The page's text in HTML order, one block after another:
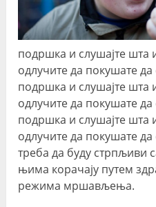
подршка и слушајте шта
одлучите да покушате
подршка и слушајте шта
одлучите да покушате
подршка и слушајте шта
одлучите да покушате
треба да буду стрпљиви
њима корачају путем
режима мршављења.